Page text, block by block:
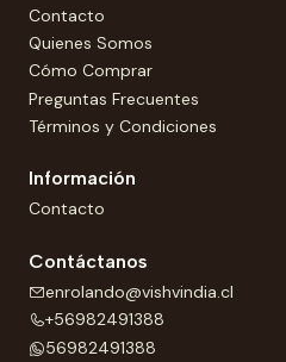
Contacto
Quienes Somos
Cómo Comprar
Preguntas Frecuentes
Términos y Condiciones
Información
Contacto
Contáctanos
enrolando@vishvindia.cl
+56982491388
56982491388